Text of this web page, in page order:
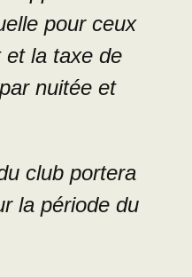
pour ceux
et la taxe de
nuitée et
club portera
la période du